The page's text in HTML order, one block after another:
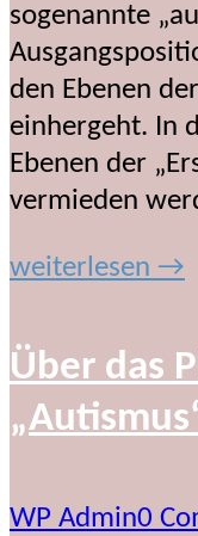
sogenannte
den Ebenen
einhergeht. In
Ebenen der
vermieden
weiterlesen →
Über das
WP Admin0